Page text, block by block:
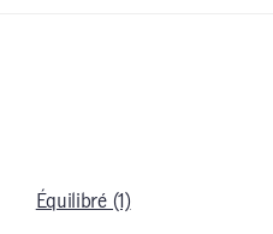
Équilibré (1)